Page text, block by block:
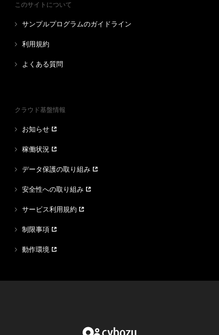
このサイトについて
サンプルプログラムのガイドライン
利用規約
よくある質問
クラウド基盤情報
お知らせ
稼働状況
データ保護の取り組み
安全性への取り組み
サービス利用規約
制限事項
動作環境